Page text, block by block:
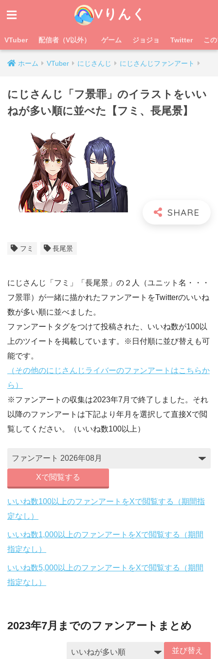
Vりんく
VTuber 配信者（V以外） ゲーム ジョジョ Twitter こ
ホーム VTuber にじさんじ にじさんじファンアート
にじさんじ「フ景罪」のイラストをいい
ねが多い順に並べた【フミ、長尾景】
フミ 長尾景
にじさんじ「フミ」「長尾景」の２人（ユニット名・・・
フ景罪）が一緒に描かれたファンアートをTwitterのいいね
数が多い順に並べました。
ファンアートタグをつけて投稿された、いいね数が100以
上のツイートを掲載しています。※日付順に並び替えも可
能です。
（その他のにじさんじライバーのファンアートはこちらか
ら）
※ファンアートの収集は2023年7月で終了しました。それ
以降のファンアートは下記より年月を選択して直接Xで閲
覧してください。（いいね数100以上）
Xで閲覧する
いいね数100以上のファンアートをXで閲覧する（期間指
定なし）
いいね数1,000以上のファンアートをXで閲覧する（期間
指定なし）
いいね数5,000以上のファンアートをXで閲覧する（期間
指定なし）
2023年7月までのファンアートまとめ
並び替え